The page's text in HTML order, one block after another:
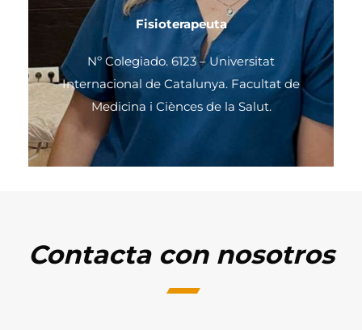
Fisioterapeuta
Nº Colegiado. 6123 – Universitat
Internacional de Catalunya. Facultat de
Medicina i Ciènces de la Salut.
Contacta con nosotros